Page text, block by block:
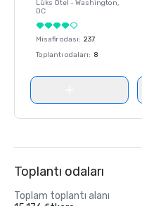
Lüks Otel - Washington,
DC
Misafir odası: 237
Toplantı odaları: 8
Toplantı odaları
Toplam toplantı alanı